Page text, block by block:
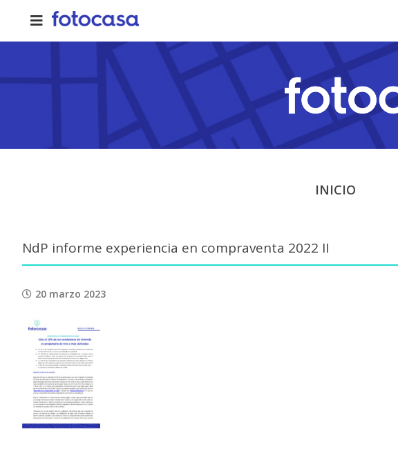
content
INICIO
NdP informe experiencia en compraventa 2022 II
20 marzo 2023